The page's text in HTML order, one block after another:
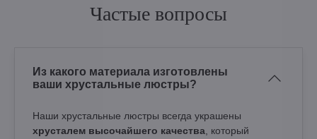
Частые вопросы
Из какого материала изготовлены
ваши хрустальные люстры?
Наши хрустальные люстры всегда украшены
хрусталем высочайшего качества , который